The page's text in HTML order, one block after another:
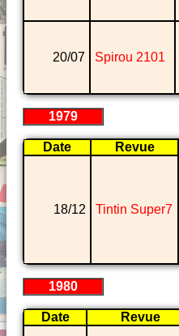
20/07 Spirou 2101
1979
Date Revue
18/12 Tintin Super7
1980
Date Revue